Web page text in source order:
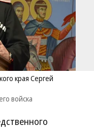
края Сергей
войска